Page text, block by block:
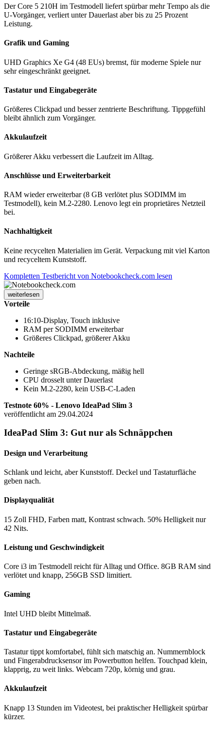
Der Core 5 210H im Testmodell liefert spürbar mehr Tempo als die
U-Vorgänger, verliert unter Dauerlast aber bis zu 25 Prozent
Leistung.
Grafik und Gaming
UHD Graphics Xe G4 (48 EUs) bremst, für moderne Spiele nur
sehr eingeschränkt geeignet.
Tastatur und Eingabegeräte
Größeres Clickpad und besser zentrierte Beschriftung. Tippgefühl
bleibt ähnlich zum Vorgänger.
Akkulaufzeit
Größerer Akku verbessert die Laufzeit im Alltag.
Anschlüsse und Erweiterbarkeit
RAM wieder erweiterbar (8 GB verlötet plus SODIMM im
Testmodell), kein M.2-2280. Lenovo legt ein proprietäres Netzteil
bei.
Nachhaltigkeit
Keine recycelten Materialien im Gerät. Verpackung mit viel Karton
und recyceltem Kunststoff.
Kompletten Testbericht von Notebookcheck.com lesen
weiterlesen
Vorteile
16:10-Display, Touch inklusive
RAM per SODIMM erweiterbar
Größeres Clickpad, größerer Akku
Nachteile
Geringe sRGB-Abdeckung, mäßig hell
CPU drosselt unter Dauerlast
Kein M.2-2280, kein USB-C-Laden
Testnote 60% - Lenovo IdeaPad Slim 3
veröffentlicht am 29.04.2024
IdeaPad Slim 3: Gut nur als Schnäppchen
Design und Verarbeitung
Schlank und leicht, aber Kunststoff. Deckel und Tastaturfläche
geben nach.
Displayqualität
15 Zoll FHD, Farben matt, Kontrast schwach. 50% Helligkeit nur
42 Nits.
Leistung und Geschwindigkeit
Core i3 im Testmodell reicht für Alltag und Office. 8GB RAM sind
verlötet und knapp, 256GB SSD limitiert.
Gaming
Intel UHD bleibt Mittelmaß.
Tastatur und Eingabegeräte
Tastatur tippt komfortabel, fühlt sich matschig an. Nummernblock
und Fingerabdrucksensor im Powerbutton helfen. Touchpad klein,
klapprig, zu weit links. Webcam 720p, körnig und grau.
Akkulaufzeit
Knapp 13 Stunden im Videotest, bei praktischer Helligkeit spürbar
kürzer.